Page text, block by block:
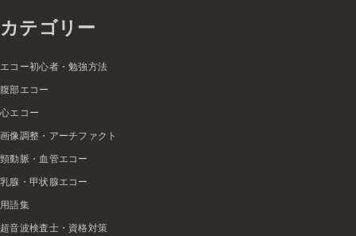
カテゴリー
エコー初心者・勉強方法
腹部エコー
心エコー
画像調整・アーチファクト
頸動脈・血管エコー
乳腺・甲状腺エコー
用語集
超音波検査士・資格対策